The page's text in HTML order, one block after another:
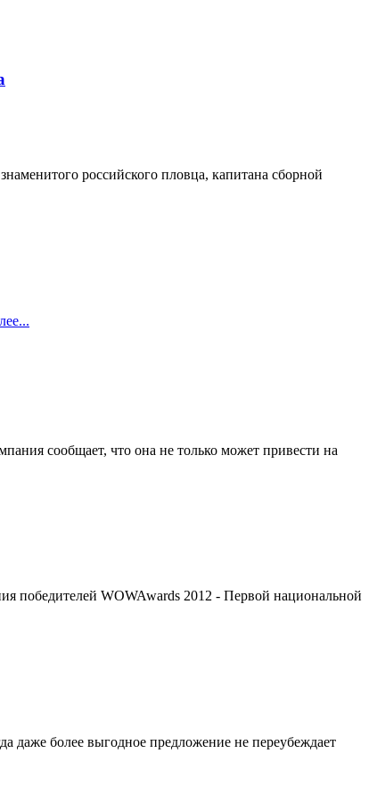
российского пловца, капитана сборной
сообщает, что она не только может привести на
победителей WOWAwards 2012 - Первой национальной
даже более выгодное предложение не переубеждает